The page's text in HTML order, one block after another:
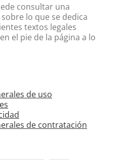
consultar una
lo que se dedica
textos legales
el pie de la página a lo
de uso
de contratación